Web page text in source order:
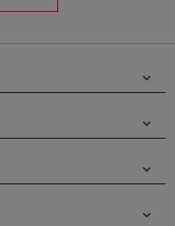
keyboard_arrow_down
keyboard_arrow_down
keyboard_arrow_down
keyboard_arrow_down